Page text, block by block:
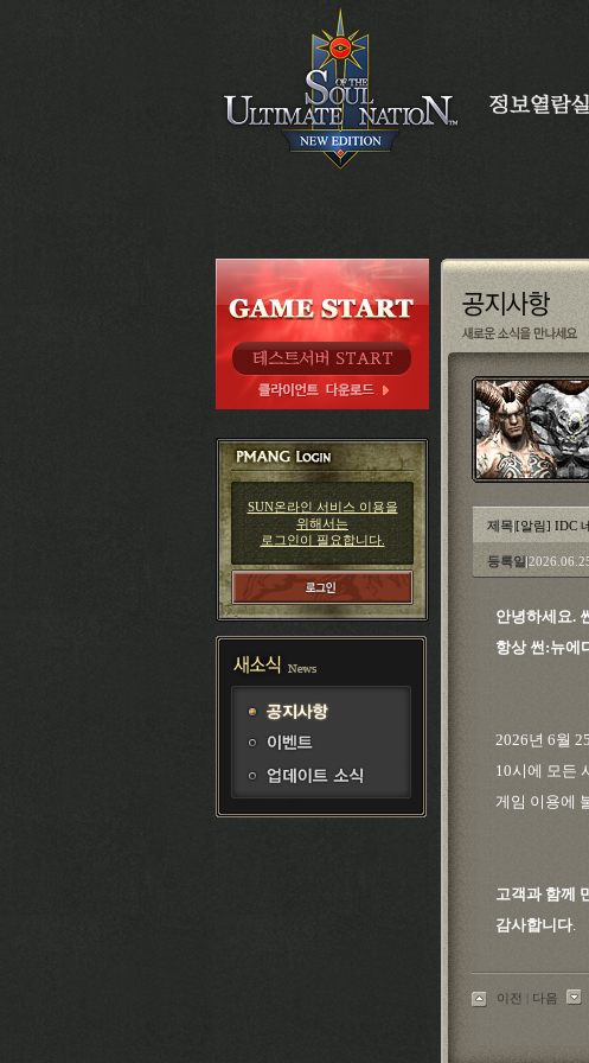
SUN온라인 서비스 이용을
위해서는
로그인이 필요합니다.
제목[알림] IDC
등록일
안녕하세요.
항상 썬:뉴에
2026년 6월
10시에 모든
게임 이용에
고객과 함께
감사합니다.
이전 다음